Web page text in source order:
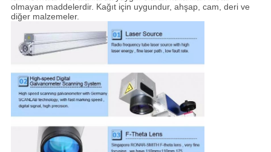
olmayan maddelerdir. Kağıt için uygundur, ahşap, cam, deri ve
diğer malzemeler.